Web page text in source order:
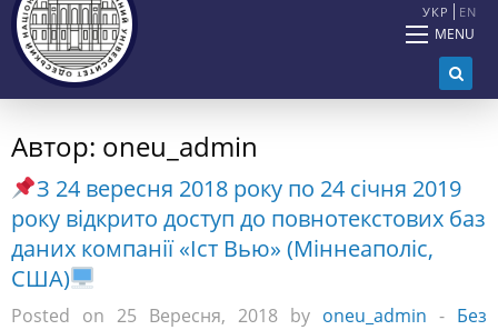
УКР EN
MENU
Автор: oneu_admin
З 24 вересня 2018 року по 24 січня 2019
року відкрито доступ до повнотекстових баз
даних компанії «Іст Вью» (Міннеаполіс,
США)
Posted on 25 Вересня, 2018 by oneu_admin - Без